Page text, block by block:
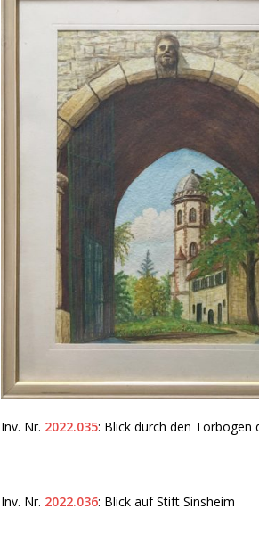
Inv. Nr. 2022.035: Blick durch den Torbogen
Inv. Nr. 2022.036: Blick auf Stift Sinsheim